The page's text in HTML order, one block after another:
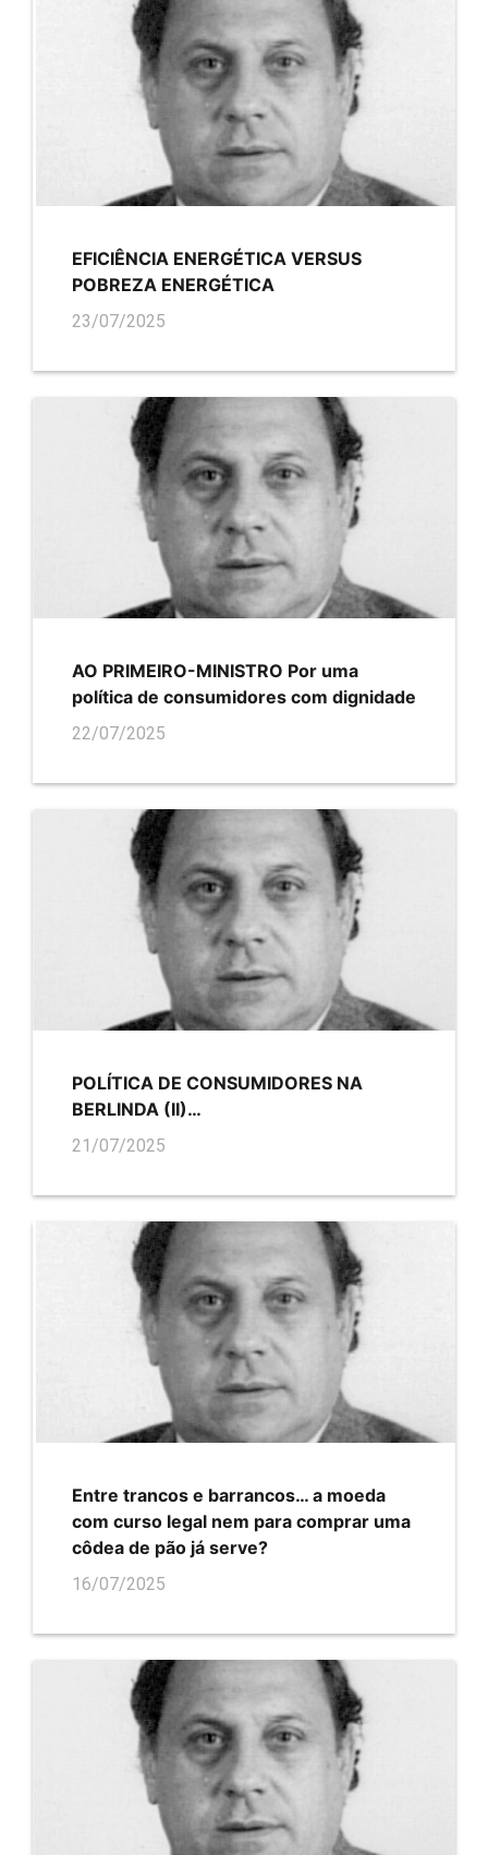
EFICIÊNCIA ENERGÉTICA VERSUS
POBREZA ENERGÉTICA
23/07/2025
AO PRIMEIRO-MINISTRO Por uma
política de consumidores com dignidade
22/07/2025
POLÍTICA DE CONSUMIDORES NA
BERLINDA (II)…
21/07/2025
Entre trancos e barrancos… a moeda
com curso legal nem para comprar uma
côdea de pão já serve?
16/07/2025